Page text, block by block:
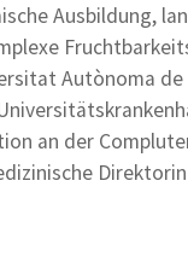
Ausbildung,
Autònoma
an der